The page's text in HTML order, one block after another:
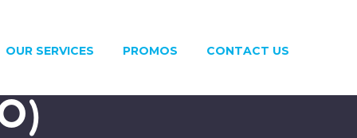
OUR SERVICES PROMOS CONTACT US